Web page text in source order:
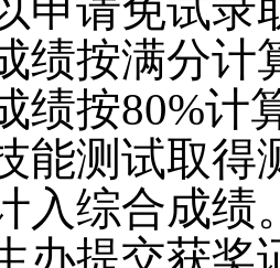
申请免试录
绩按满分计
绩按80%计
能测试取得
入综合成绩